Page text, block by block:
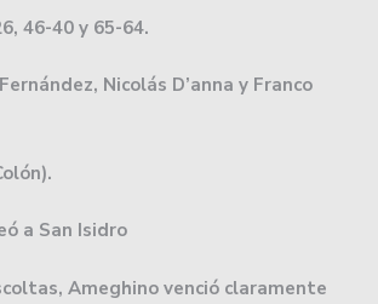
46-40 y 65-64.
Nicolás D’anna y Franco
a San Isidro
Ameghino venció claramente